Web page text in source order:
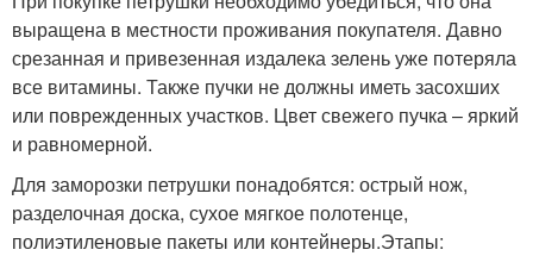
выращена в местности проживания покупателя. Давно
срезанная и привезенная издалека зелень уже потеряла
все витамины. Также пучки не должны иметь засохших
или поврежденных участков. Цвет свежего пучка – яркий
и равномерной.
Для заморозки петрушки понадобятся: острый нож,
разделочная доска, сухое мягкое полотенце,
полиэтиленовые пакеты или контейнеры.Этапы: